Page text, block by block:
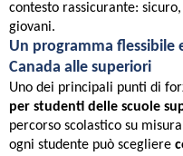
contesto rassicurante:
giovani.
Un programma flessibile
Canada alle superiori
Uno dei principali punti di
per studenti delle scuole
percorso scolastico su
ogni studente può scegliere